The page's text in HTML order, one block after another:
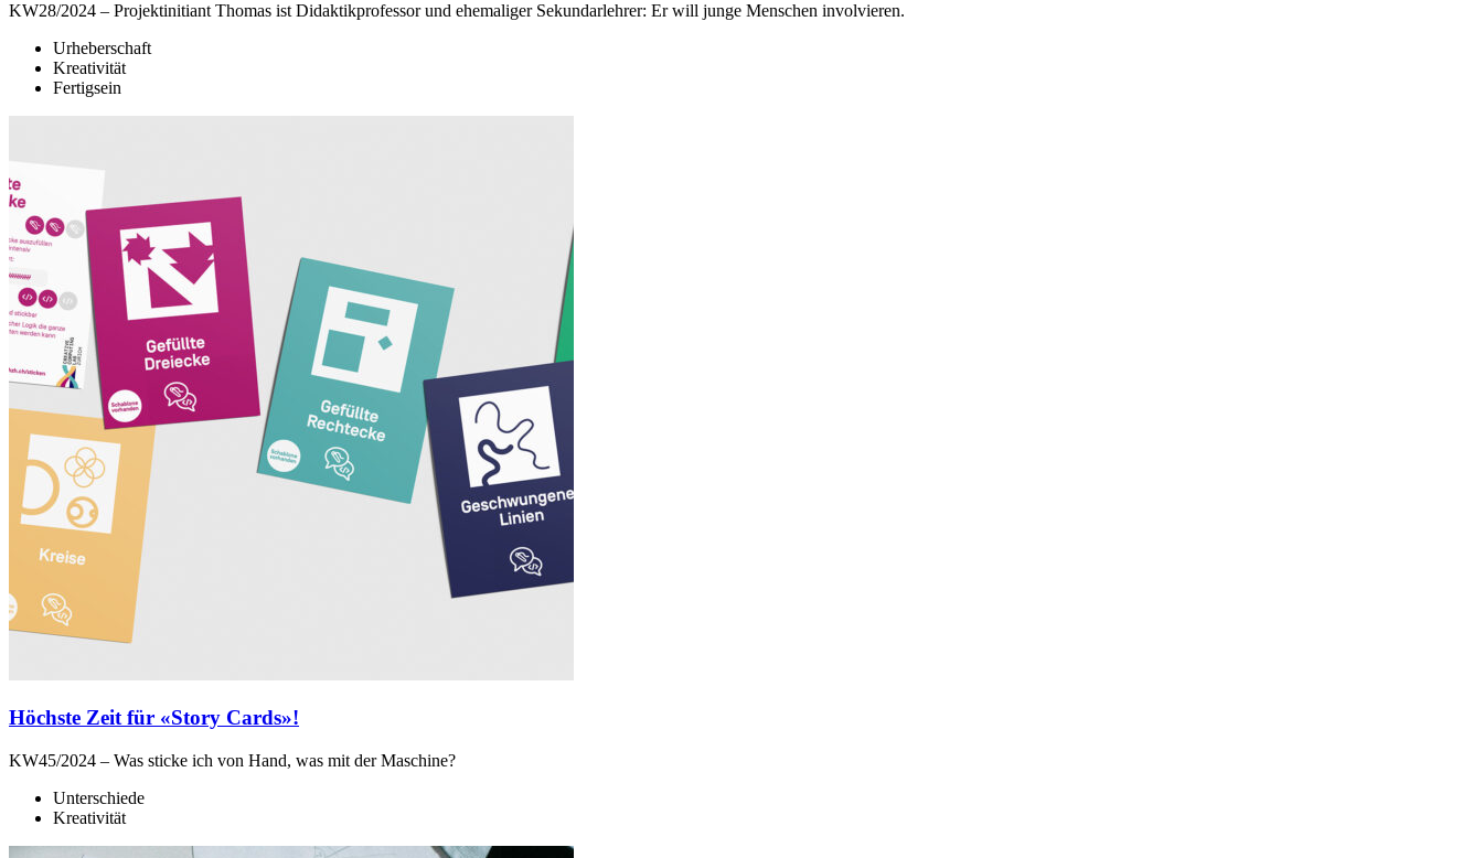
KW28/2024 – Projektinitiant Thomas ist Didaktikprofessor und ehemaliger Sekundarlehrer: Er will junge Menschen involvieren.
Urheberschaft
Kreativität
Fertigsein
Höchste Zeit für «Story Cards»!
KW45/2024 – Was sticke ich von Hand, was mit der Maschine?
Unterschiede
Kreativität